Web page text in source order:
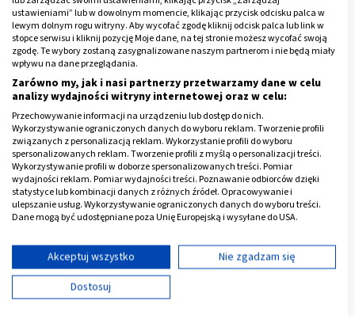
procent wśród ogromnej ilości szczepionych dzieci.
Każde niepożądane działanie, które może mieć związek
ze szczepieniem, jest odnotowywane, odpowiednio
katalogowane i służy w dalszym etapie do oceny
szczepionki.
Przykładem może być jedna ze szczepionek na
rotawirusy, która była stosowana w USA, a którą
podejrzewano o wywoływanie wgłobienia jelita. FDA
(The Food and Drug Administration – Amerykańska
Agencja ds. Żywności i Leków) natychmiast wycofała
całą partię szczepionki z użycia. Tak więc skład
szczepionek, ich skuteczność i ewentualne działania
niepożądane są ściśle sprawdzane i monitorowane, a w
razie wykrycia jakiś nieprawidłowości natychmiast takie
preparaty są usuwane z rynku.
ustawieniami” lub w dowolnym momencie, klikając przycisk odcisku palca w
lewym dolnym rogu witryny. Aby wycofać zgodę kliknij odcisk palca lub link w
stopce serwisu i kliknij pozycję Moje dane, na tej stronie możesz wycofać swoją
zgodę. Te wybory zostaną zasygnalizowane naszym partnerom i nie będą miały
wpływu na dane przeglądania.
Zarówno my, jak i nasi partnerzy przetwarzamy dane w celu
analizy wydajności witryny internetowej oraz w celu:
Przechowywanie informacji na urządzeniu lub dostęp do nich.
Wykorzystywanie ograniczonych danych do wyboru reklam. Tworzenie profili
związanych z personalizacją reklam. Wykorzystanie profili do wyboru
spersonalizowanych reklam. Tworzenie profili z myślą o personalizacji treści.
Wykorzystywanie profili w doborze spersonalizowanych treści. Pomiar
wydajności reklam. Pomiar wydajności treści. Poznawanie odbiorców dzięki
statystyce lub kombinacji danych z różnych źródeł. Opracowywanie i
ulepszanie usług. Wykorzystywanie ograniczonych danych do wyboru treści.
Dane mogą być udostępniane poza Unię Europejską i wysyłane do USA.
Wyświetl listę partnerów (11 dostawców IAB)
Używamy Twoich danych w następujących celach:
Cele przetwarzania IAB:
Akceptuj wszystko
Nie zgadzam się
Dostosuj